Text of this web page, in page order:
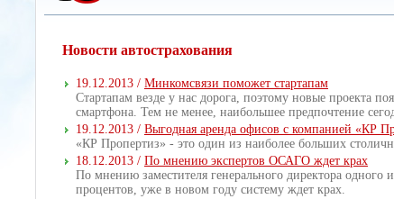
Новости автострахования
19.12.2013 / Минкомсвязи поможет стартапам
Стартапам везде у нас дорога, поэтому новые проекта
смартфона. Тем не менее, наибольшее предпочтение
19.12.2013 / Выгодная аренда офисов с компанией «КР
«КР Пропертиз» - это один из наиболее больших
18.12.2013 / По мнению экспертов ОСАГО ждет крах
По мнению заместителя генерального директора
процентов, уже в новом году систему ждет крах.